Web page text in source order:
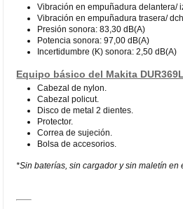
Vibración en empuñadura delantera/
Vibración en empuñadura trasera/
Presión sonora: 83,30 dB(A)
Potencia sonora: 97,00 dB(A)
Incertidumbre (K) sonora: 2,50 dB(A)
Equipo básico del Makita
Cabezal de nylon.
Cabezal policut.
Disco de metal 2 dientes.
Protector.
Correa de sujeción.
Bolsa de accesorios.
*Sin baterías, sin cargador y sin maletín en